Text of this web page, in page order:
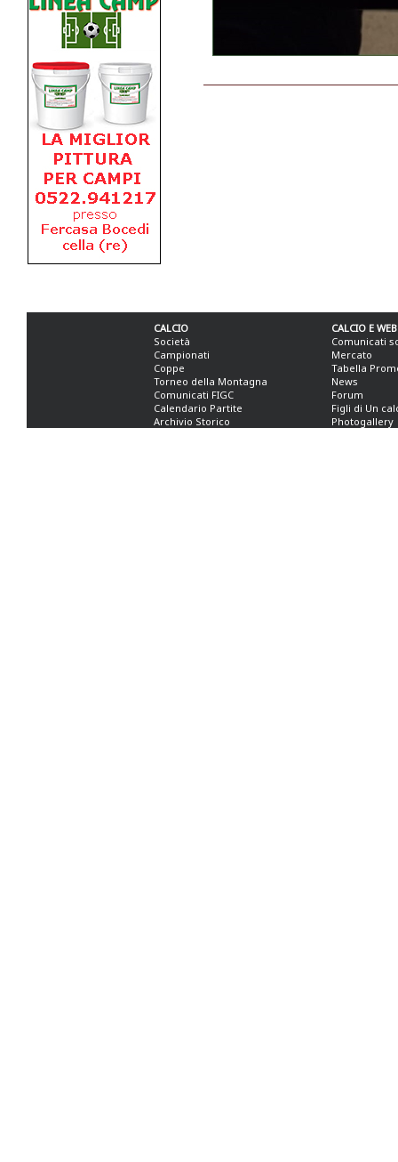
CALCIO
Società
Campionati
Coppe
Torneo della Montagna
Comunicati FIGC
Calendario Partite
Archivio Storico
CALCIO E WEB
Comunicati
Mercato
Tabella
News
Forum
Figli di Un
Photogallery